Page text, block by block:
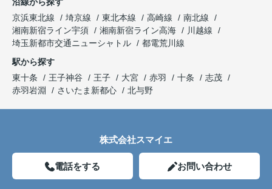
京浜東北線
埼京線 東北本線 高崎線
南北線
湘南新宿ライン宇須
湘南新宿ライン高海
川越線
埼玉新都市交通ニューシャトル
都電荒川線
駅から探す
東十条
王子神谷 王子 大宮 赤羽 十条
志茂
赤羽岩淵
さいたま新都心 北与野
株式会社スマイエ
電話をする お問い合わせ